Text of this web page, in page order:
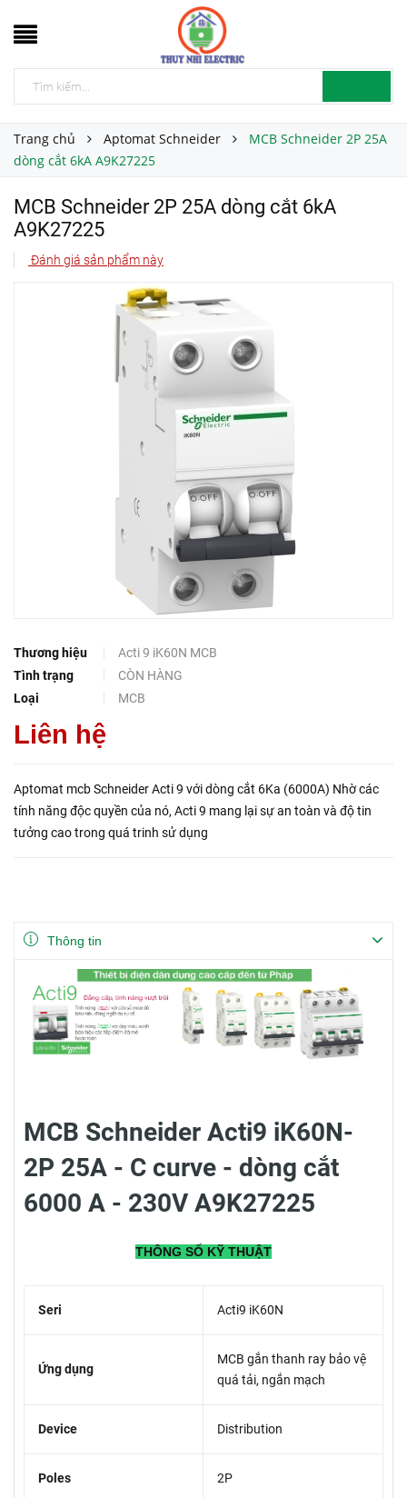
Trang chủ Aptomat Schneider
MCB Schneider 2P 25A
dòng cắt 6kA A9K27225
MCB Schneider 2P 25A dòng cắt 6kA
A9K27225
Đánh giá sản phẩm này
Thương hiệu
Acti 9 iK60N MCB
Tình trạng
CÒN HÀNG
Loại
MCB
Liên hệ
Aptomat mcb Schneider Acti 9 với dòng cắt 6Ka (6000A) Nhờ các
tính năng độc quyền của nó, Acti 9 mang lại sự an toàn và độ tin
tưởng cao trong quá trinh sử dụng
Thông tin
MCB Schneider Acti9 iK60N-
2P 25A - C curve - dòng cắt
6000 A - 230V A9K27225
THÔNG SỐ KỸ THUẬT
Seri Acti9 iK60N
Ứng dụng
MCB gắn thanh ray bảo vệ
quá tải, ngắn mạch
Device Distribution
Poles 2P